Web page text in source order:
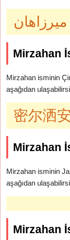
ميرزاهان
Mirzahan
Mirzahan isminin
aşağıdan
密尔洒
Mirzahan
Mirzahan isminin
aşağıdan
Mirzahan